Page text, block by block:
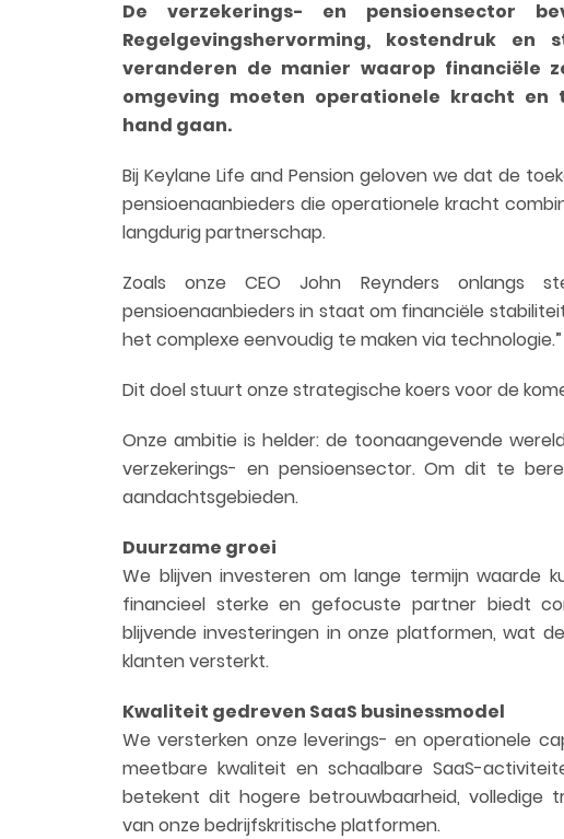
De verzekerings- en pensioensector
Regelgevingshervorming, kostendruk en
veranderen de manier waarop financiële
omgeving moeten operationele kracht en
hand gaan.
Bij Keylane Life and Pension geloven we dat de
pensioenaanbieders die operationele kracht
langdurig partnerschap.
Zoals onze CEO John Reynders onlangs
pensioenaanbieders in staat om financiële
het complexe eenvoudig te maken via technologie.”
Dit doel stuurt onze strategische koers voor de
Onze ambitie is helder: de toonaangevende
verzekerings- en pensioensector. Om dit te
aandachtsgebieden.
Duurzame groei
We blijven investeren om lange termijn waarde
financieel sterke en gefocuste partner biedt
blijvende investeringen in onze platformen, wat
klanten versterkt.
Kwaliteit gedreven SaaS businessmodel
We versterken onze leverings- en operationele
meetbare kwaliteit en schaalbare SaaS-
betekent dit hogere betrouwbaarheid, volledige
van onze bedrijfskritische platformen.